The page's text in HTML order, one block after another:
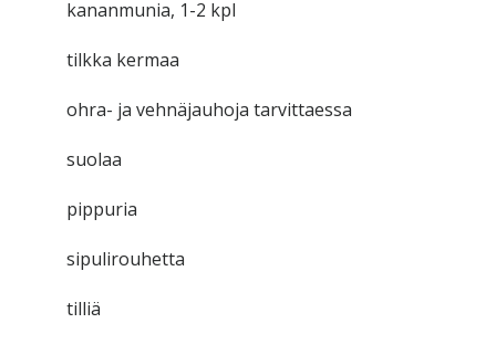
kananmunia, 1-2 kpl
tilkka kermaa
ohra- ja vehnäjauhoja tarvittaessa
suolaa
pippuria
sipulirouhetta
tilliä